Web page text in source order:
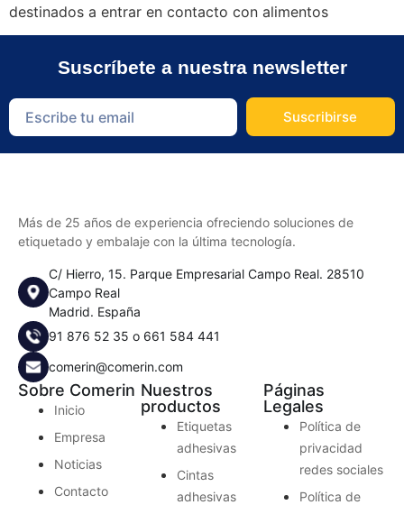
destinados a entrar en contacto con alimentos
Suscríbete a nuestra newsletter
Suscribirse
Más de 25 años de experiencia ofreciendo soluciones de
etiquetado y embalaje con la última tecnología.
C/ Hierro, 15. Parque Empresarial Campo Real. 28510
Campo Real
Madrid. España
91 876 52 35 o 661 584 441
comerin@comerin.com
Sobre Comerin
Inicio
Empresa
Noticias
Contacto
Nuestros
productos
Etiquetas
adhesivas
Cintas
adhesivas
Páginas
Legales
Política de
privacidad
redes sociales
Política de